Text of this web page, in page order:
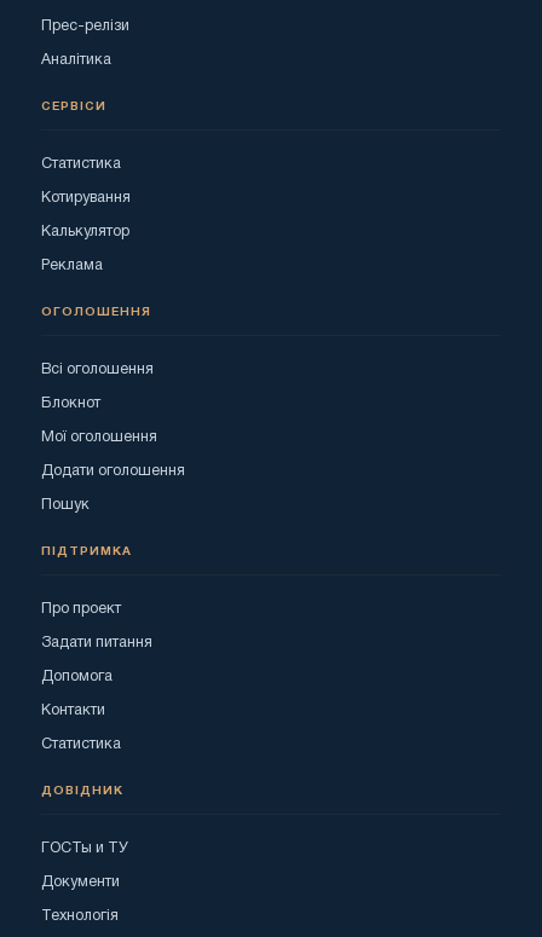
Прес-релізи
Аналітика
СЕРВІСИ
Статистика
Котирування
Калькулятор
Реклама
ОГОЛОШЕННЯ
Всі оголошення
Блокнот
Мої оголошення
Додати оголошення
Пошук
ПІДТРИМКА
Про проект
Задати питання
Допомога
Контакти
Статистика
ДОВІДНИК
ГОСТы и ТУ
Документи
Технологія